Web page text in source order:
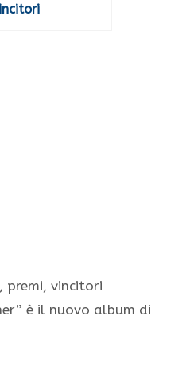
, premi,vincitori
è il nuovo album di